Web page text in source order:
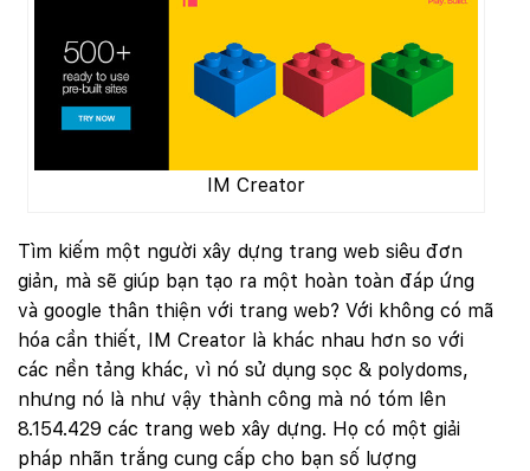
IM Creator
Tìm kiếm một người xây dựng trang web siêu đơn
giản, mà sẽ giúp bạn tạo ra một hoàn toàn đáp ứng
và google thân thiện với trang web? Với không có mã
hóa cần thiết, IM Creator là khác nhau hơn so với
các nền tảng khác, vì nó sử dụng sọc & polydoms,
nhưng nó là như vậy thành công mà nó tóm lên
8.154.429 các trang web xây dựng. Họ có một giải
pháp nhãn trắng cung cấp cho bạn số lượng